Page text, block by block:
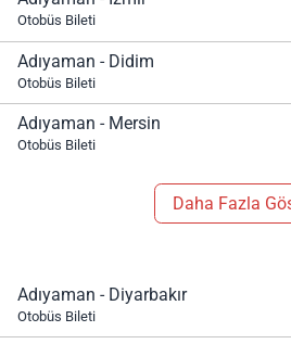
Otobüs Bileti
Adıyaman - Didim
Otobüs Bileti
Adıyaman - Mersin
Otobüs Bileti
Daha Fazla
Adıyaman - Diyarbakır
Otobüs Bileti